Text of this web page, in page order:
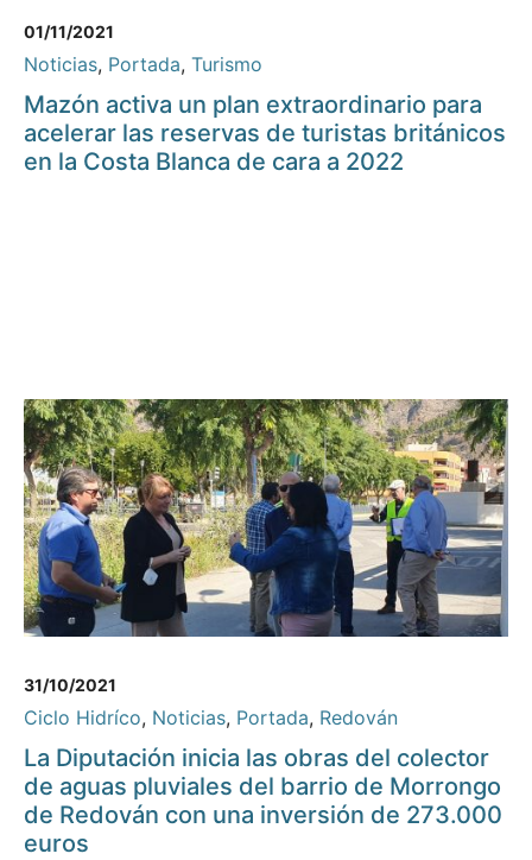
01/11/2021
Noticias, Portada, Turismo
Mazón activa un plan extraordinario para
acelerar las reservas de turistas británicos
en la Costa Blanca de cara a 2022
31/10/2021
Ciclo Hidríco, Noticias, Portada, Redován
La Diputación inicia las obras del colector
de aguas pluviales del barrio de Morrongo
de Redován con una inversión de 273.000
euros